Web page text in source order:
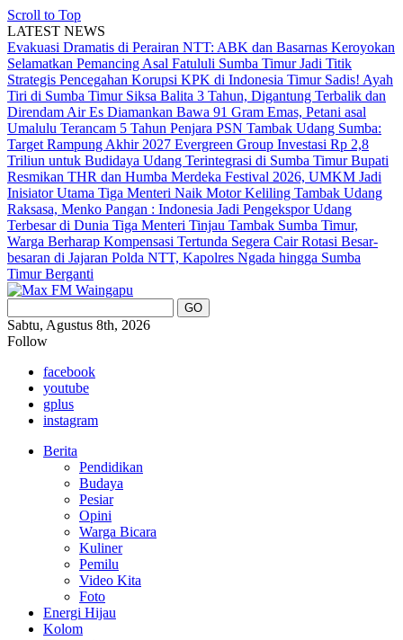
Scroll to Top
LATEST NEWS
Evakuasi Dramatis di Perairan NTT: ABK dan Basarnas Keroyokan
Selamatkan Pemancing Asal Fatululi Sumba Timur Jadi Titik
Strategis Pencegahan Korupsi KPK di Indonesia Timur Sadis! Ayah
Tiri di Sumba Timur Siksa Balita 3 Tahun, Digantung Terbalik dan
Direndam Air Es Diamankan Bawa 91 Gram Emas, Petani asal
Umalulu Terancam 5 Tahun Penjara PSN Tambak Udang Sumba:
Target Rampung Akhir 2027 Evergreen Group Investasi Rp 2,8
Triliun untuk Budidaya Udang Terintegrasi di Sumba TimurBupati
Resmikan THR dan Humba Merdeka Festival 2026, UMKM Jadi
Inisiator Utama Tiga Menteri Naik Motor Keliling Tambak Udang
Raksasa, Menko Pangan : Indonesia Jadi Pengekspor Udang
Terbesar di Dunia Tiga Menteri Tinjau Tambak Sumba Timur,
Warga Berharap Kompensasi Tertunda Segera CairRotasi Besar-
besaran di Jajaran Polda NTT, Kapolres Ngada hingga Sumba
Timur Berganti
Sabtu, Agustus 8th, 2026
Follow
facebook
youtube
gplus
instagram
Berita
Pendidikan
Budaya
Pesiar
Opini
Warga Bicara
Kuliner
Pemilu
Video Kita
Foto
Energi Hijau
Kolom